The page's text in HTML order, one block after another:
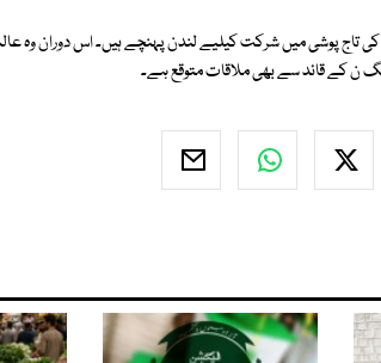
تاج پوشی میں شرکت کیلیے لندن پہنچے ہیں۔ اس دوران وہ
ن کے قائد سے بھی ملاقات متوقع ہے۔